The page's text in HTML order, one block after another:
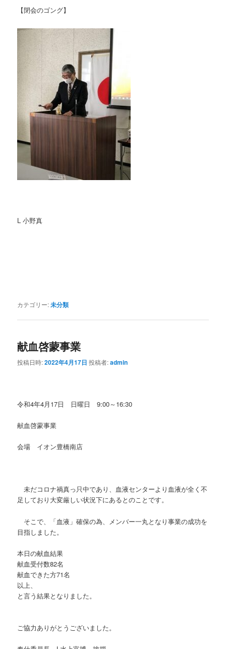
【閉会のゴング】
L 小野真
カテゴリー:未分類
献血啓蒙事業
投稿日時:2022年4月17日 投稿者:admin
令和4年4月17日 日曜日 9:00～16:30
献血啓蒙事業
会場 イオン豊橋南店
未だコロナ禍真っ只中であり、血液センターより血液が全く不
足しており大変厳しい状況下にあるとのことです。
そこで、「血液」確保の為、メンバー一丸となり事業の成功を
目指しました。
本日の献血結果
献血受付数82名
献血できた方71名
以上、
と言う結果となりました。
ご協力ありがとうございました。